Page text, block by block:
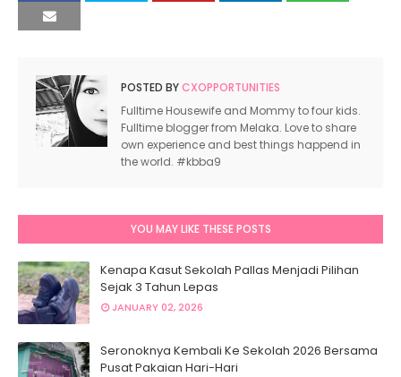
POSTED BYCXOPPORTUNITIES
Fulltime Housewife and Mommy to four kids.
Fulltime blogger from Melaka. Love to share
own experience and best things happend in
the world. #kbba9
YOU MAY LIKE THESE POSTS
Kenapa Kasut Sekolah Pallas Menjadi Pilihan
Sejak 3 Tahun Lepas
JANUARY 02, 2026
Seronoknya Kembali Ke Sekolah 2026 Bersama
Pusat Pakaian Hari-Hari